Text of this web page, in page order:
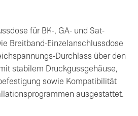
für BK-, GA- und Sat-
Breitband-Einzelanschlussdose
Durchlass über den
stabilem Druckgussgehäuse,
sowie Kompatibilität
ausgestattet.